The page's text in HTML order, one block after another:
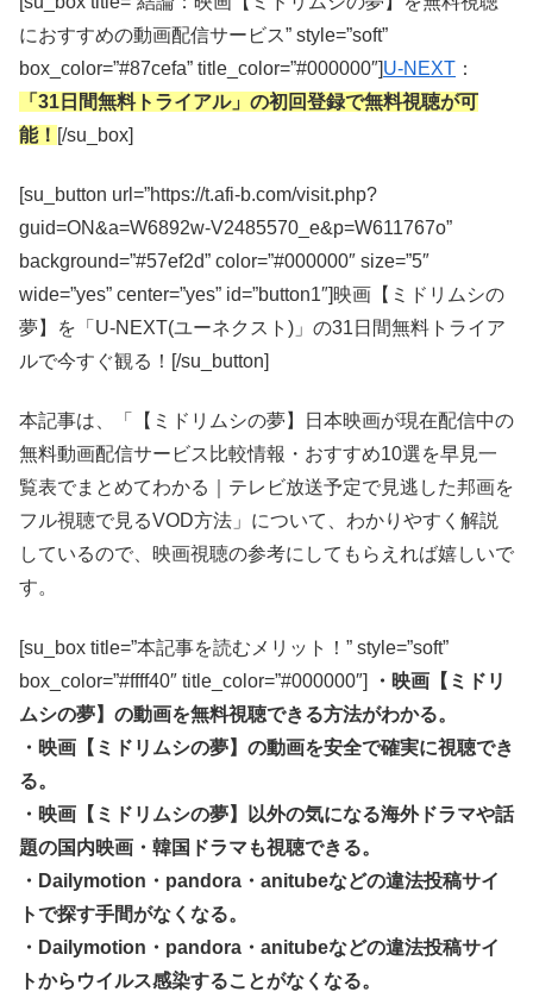
におすすめの動画配信サービス” style=”soft”
box_color=”#87cefa” title_color=”#000000″]U-NEXT ：
「31日間無料トライアル」の初回登録で無料視聴が可
能！ [/su_box]
[su_button url=”https://t.afi-b.com/visit.php?
guid=ON&a=W6892w-V2485570_e&p=W611767o”
background=”#57ef2d” color=”#000000″ size=”5″
wide=”yes” center=”yes” id=”button1″]映画【ミドリムシの
夢】を「U-NEXT(ユーネクスト)」の31日間無料トライア
ルで今すぐ観る！[/su_button]
本記事は、「【ミドリムシの夢】日本映画が現在配信中の
無料動画配信サービス比較情報・おすすめ10選を早見一
覧表でまとめてわかる｜テレビ放送予定で見逃した邦画を
フル視聴で見るVOD方法」について、わかりやすく解説
しているので、映画視聴の参考にしてもらえれば嬉しいで
す。
[su_box title=”本記事を読むメリット！” style=”soft”
box_color=”#ffff40″ title_color=”#000000″]
・映画【ミドリ
ムシの夢】の動画を無料視聴できる方法がわかる。
・映画【ミドリムシの夢】の動画を安全で確実に視聴でき
る。
・映画【ミドリムシの夢】以外の気になる海外ドラマや話
題の国内映画・韓国ドラマも視聴できる。
・Dailymotion・pandora・anitubeなどの違法投稿サイ
トで探す手間がなくなる。
・Dailymotion・pandora・anitubeなどの違法投稿サイ
トからウイルス感染することがなくなる。